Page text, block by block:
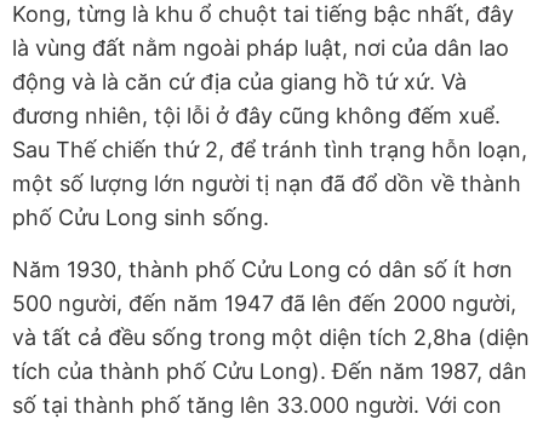
Kong, từng là khu ổ chuột tai tiếng bậc nhất, đây
là vùng đất nằm ngoài pháp luật, nơi của dân lao
động và là căn cứ địa của giang hồ tứ xứ. Và
đương nhiên, tội lỗi ở đây cũng không đếm xuể.
Sau Thế chiến thứ 2, để tránh tình trạng hỗn loạn,
một số lượng lớn người tị nạn đã đổ dồn về thành
phố Cửu Long sinh sống.
Năm 1930, thành phố Cửu Long có dân số ít hơn
500 người, đến năm 1947 đã lên đến 2000 người,
và tất cả đều sống trong một diện tích 2,8ha (diện
tích của thành phố Cửu Long). Đến năm 1987, dân
số tại thành phố tăng lên 33.000 người. Với con